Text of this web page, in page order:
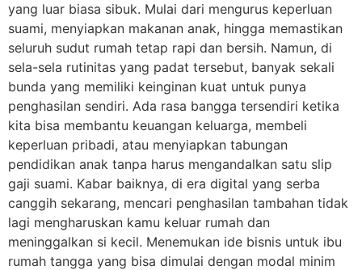
yang luar biasa sibuk. Mulai dari mengurus keperluan
suami, menyiapkan makanan anak, hingga memastikan
seluruh sudut rumah tetap rapi dan bersih. Namun, di
sela-sela rutinitas yang padat tersebut, banyak sekali
bunda yang memiliki keinginan kuat untuk punya
penghasilan sendiri. Ada rasa bangga tersendiri ketika
kita bisa membantu keuangan keluarga, membeli
keperluan pribadi, atau menyiapkan tabungan
pendidikan anak tanpa harus mengandalkan satu slip
gaji suami. Kabar baiknya, di era digital yang serba
canggih sekarang, mencari penghasilan tambahan tidak
lagi mengharuskan kamu keluar rumah dan
meninggalkan si kecil. Menemukan ide bisnis untuk ibu
rumah tangga yang bisa dimulai dengan modal minim